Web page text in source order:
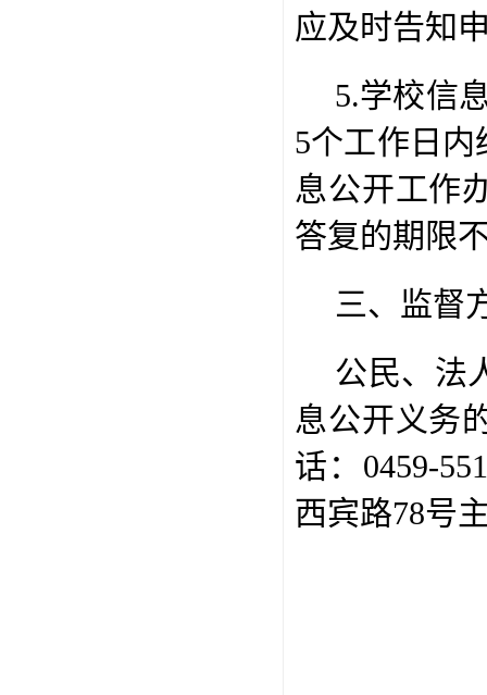
应及时告知
5.学校信
5个工作日内
息公开工作
答复的期限
三、监督
公民、法
息公开义务
话： 0459-
西宾路78号